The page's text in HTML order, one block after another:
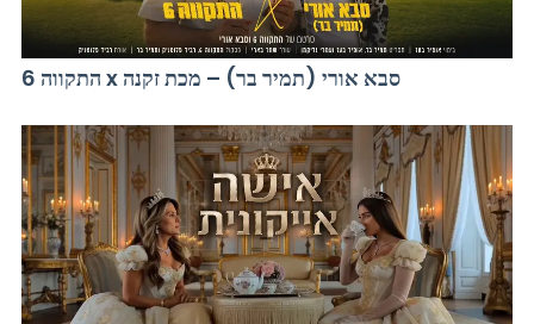
התקווה 6 x סבא אורי (תמיר בר) – מכת זקנה